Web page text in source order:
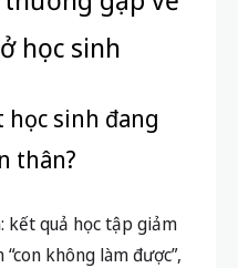
học sinh
học sinh đang
thân?
kết quả học tập giảm
không làm được”,